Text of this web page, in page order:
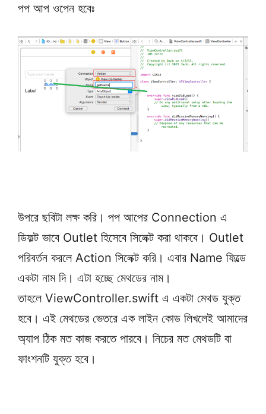
পপ আপ ওপেন হবেঃ
উপরে ছবিটা লক্ষ করি। পপ আপের Connection এ
ডিফল্ট ভাবে Outlet হিসেবে সিলেক্ট করা থাকবে। Outlet
পরিবর্তন করলে Action সিলেক্ট করি। এবার Name ফিল্ডে
একটা নাম দি। এটা হচ্ছে মেথডের নাম।
তাহলে ViewController.swift এ একটা মেথড যুক্ত
হবে। এই মেথডের ভেতরে এক লাইন কোড লিখলেই আমাদের
অ্যাপ ঠিক মত কাজ করতে পারবে। নিচের মত মেথডটি বা
ফাংশনটি যুক্ত হবে।